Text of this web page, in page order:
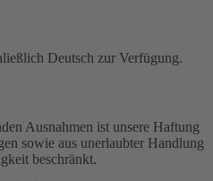
Deutsch zur Verfügung.
Ausnahmen ist unsere Haftung
sowie aus unerlaubter Handlung
beschränkt.